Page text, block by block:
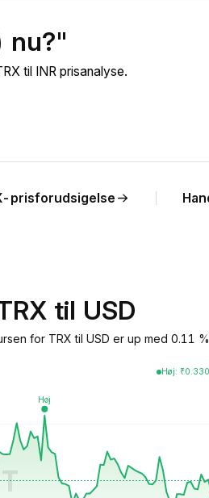
nu?"
til INR prisanalyse.
prisforudsigelse
til USD
for TRX til USD er up med
Høj: ₹